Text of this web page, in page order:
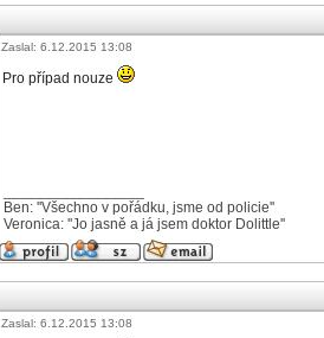
Zaslal: 6.12.2015 13:08
Pro případ nouze
Ben: ''Všechno v pořádku, jsme od policie''
Veronica: ''Jo jasně a já jsem doktor Dolittle''
Zaslal: 6.12.2015 13:08